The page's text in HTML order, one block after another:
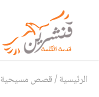
الرئيسية/قصص مسيحية